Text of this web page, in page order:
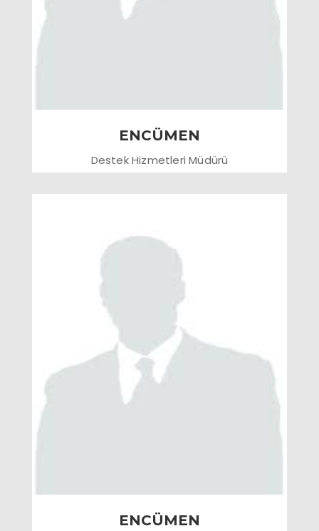
ENCÜMEN
Destek Hizmetleri Müdürü
ENCÜMEN